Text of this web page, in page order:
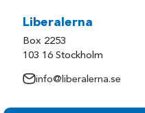
Liberalerna
Box 2253
103 16 Stockholm
info@liberalerna.se